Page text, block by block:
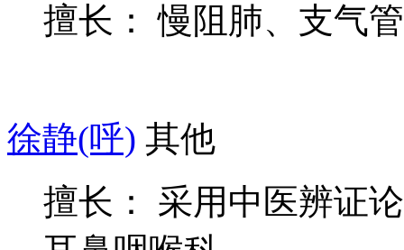
擅长： 慢阻肺、支气
徐静(呼) 其他
擅长： 采用中医辨证